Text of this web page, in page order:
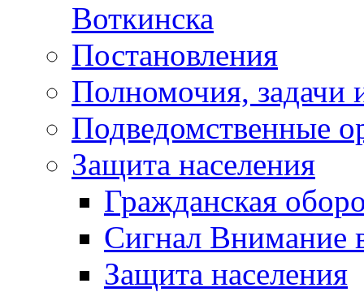
Воткинска
Постановления
Полномочия, задачи
Подведомственные
Защита населения
Гражданская
Сигнал Внимание
Защита населения